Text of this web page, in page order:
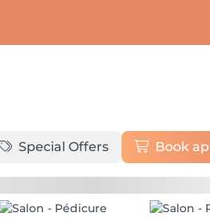
Special Offers Book